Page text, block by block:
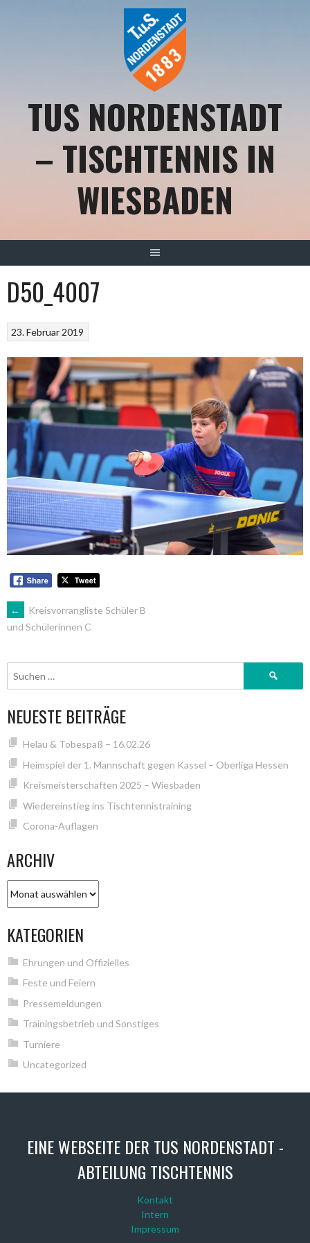
TUS NORDENSTADT
– TISCHTENNIS IN
WIESBADEN
D50_4007
23. Februar 2019
ARTIKEL-
NAVIGATION
←
Kreisvorrangliste Schüler B
und Schülerinnen C
Suchen
NEUESTE BEITRÄGE
Helau & Tobespaß – 16.02.26
Heimspiel der 1. Mannschaft gegen Kassel – Oberliga Hessen
Kreismeisterschaften 2025 – Wiesbaden
Wiedereinstieg ins Tischtennistraining
Corona-Auflagen
ARCHIV
KATEGORIEN
Ehrungen und Offizielles
Feste und Feiern
Pressemeldungen
Trainingsbetrieb und Sonstiges
Turniere
Uncategorized
EINE WEBSEITE DER TUS NORDENSTADT -
ABTEILUNG TISCHTENNIS
Kontakt
Intern
Impressum